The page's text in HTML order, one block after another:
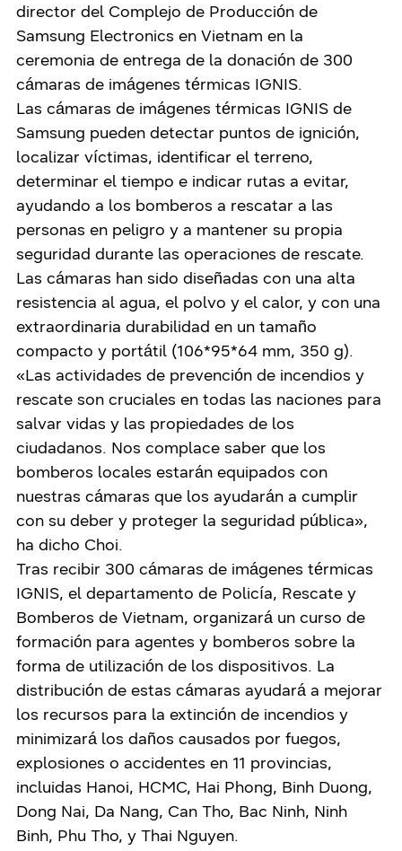
director del Complejo de Producción de
Samsung Electronics en Vietnam en la
ceremonia de entrega de la donación de 300
cámaras de imágenes térmicas IGNIS.
Las cámaras de imágenes térmicas IGNIS de
Samsung pueden detectar puntos de ignición,
localizar víctimas, identificar el terreno,
determinar el tiempo e indicar rutas a evitar,
ayudando a los bomberos a rescatar a las
personas en peligro y a mantener su propia
seguridad durante las operaciones de rescate.
Las cámaras han sido diseñadas con una alta
resistencia al agua, el polvo y el calor, y con una
extraordinaria durabilidad en un tamaño
compacto y portátil (106*95*64 mm, 350 g).
«Las actividades de prevención de incendios y
rescate son cruciales en todas las naciones para
salvar vidas y las propiedades de los
ciudadanos. Nos complace saber que los
bomberos locales estarán equipados con
nuestras cámaras que los ayudarán a cumplir
con su deber y proteger la seguridad pública»,
ha dicho Choi.
Tras recibir 300 cámaras de imágenes térmicas
IGNIS, el departamento de Policía, Rescate y
Bomberos de Vietnam, organizará un curso de
formación para agentes y bomberos sobre la
forma de utilización de los dispositivos. La
distribución de estas cámaras ayudará a mejorar
los recursos para la extinción de incendios y
minimizará los daños causados por fuegos,
explosiones o accidentes en 11 provincias,
incluidas Hanoi, HCMC, Hai Phong, Binh Duong,
Dong Nai, Da Nang, Can Tho, Bac Ninh, Ninh
Binh, Phu Tho, y Thai Nguyen.